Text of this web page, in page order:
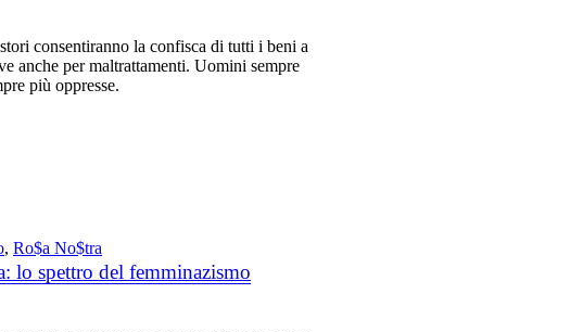
consentiranno la confisca di tutti i beni a
anche per maltrattamenti. Uomini sempre
più oppresse.
,Ro$a No$tra
lo spettro del femminazismo